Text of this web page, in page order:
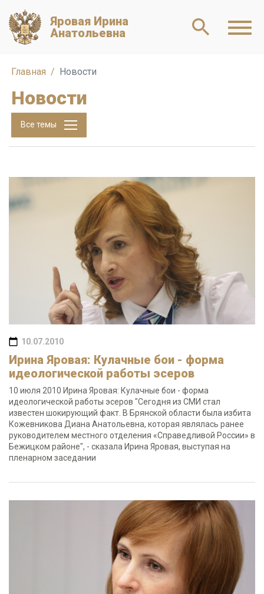
Яровая Ирина
Анатольевна
Главная Новости
Новости
Все темы
10.07.2010
Ирина Яровая: Кулачные бои - форма
идеологической работы эсеров
10 июля 2010 Ирина Яровая: Кулачные бои - форма
идеологической работы эсеров "Сегодня из СМИ стал
известен шокирующий факт. В Брянской области была избита
Кожевникова Диана Анатольевна, которая являлась ранее
руководителем местного отделения «Справедливой России» в
Бежицком районе", - сказала Ирина Яровая, выступая на
пленарном заседании